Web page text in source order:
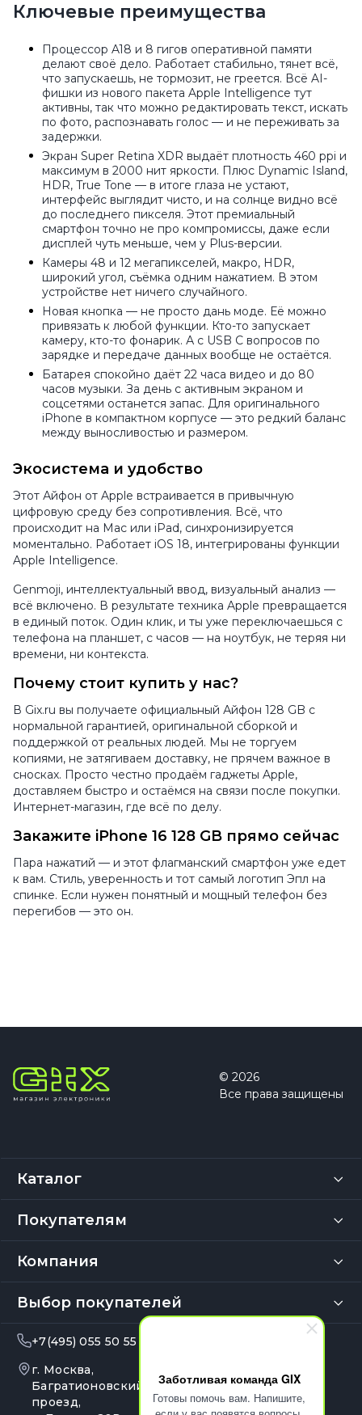
Заботливая команда GIX
Готовы помочь вам. Напишите,
Ключевые преимущества
Процессор A18 и 8 гигов оперативной памяти
делают своё дело. Работает стабильно, тянет всё,
что запускаешь, не тормозит, не греется. Всё AI-
фишки из нового пакета Apple Intelligence тут
активны, так что можно редактировать текст, искать
по фото, распознавать голос — и не переживать за
задержки.
Экран Super Retina XDR выдаёт плотность 460 ppi и
максимум в 2000 нит яркости. Плюс Dynamic Island,
HDR, True Tone — в итоге глаза не устают,
интерфейс выглядит чисто, и на солнце видно всё
до последнего пикселя. Этот премиальный
смартфон точно не про компромиссы, даже если
дисплей чуть меньше, чем у Plus-версии.
Камеры 48 и 12 мегапикселей, макро, HDR,
широкий угол, съёмка одним нажатием. В этом
устройстве нет ничего случайного.
Новая кнопка — не просто дань моде. Её можно
привязать к любой функции. Кто-то запускает
камеру, кто-то фонарик. А с USB C вопросов по
зарядке и передаче данных вообще не остаётся.
Батарея спокойно даёт 22 часа видео и до 80
часов музыки. За день с активным экраном и
соцсетями останется запас. Для оригинального
iPhone в компактном корпусе — это редкий баланс
между выносливостью и размером.
Экосистема и удобство
Этот Айфон от Apple встраивается в привычную
цифровую среду без сопротивления. Всё, что
происходит на Mac или iPad, синхронизируется
моментально. Работает iOS 18, интегрированы функции
Apple Intelligence.
Genmoji, интеллектуальный ввод, визуальный анализ —
всё включено. В результате техника Apple превращается
в единый поток. Один клик, и ты уже переключаешься с
телефона на планшет, с часов — на ноутбук, не теряя ни
времени, ни контекста.
Почему стоит купить у нас?
В Gix.ru вы получаете официальный Айфон 128 GB с
нормальной гарантией, оригинальной сборкой и
поддержкой от реальных людей. Мы не торгуем
копиями, не затягиваем доставку, не прячем важное в
сносках. Просто честно продаём гаджеты Apple,
доставляем быстро и остаёмся на связи после покупки.
Интернет-магазин, где всё по делу.
Закажите iPhone 16 128 GB прямо сейчас
Пара нажатий — и этот флагманский смартфон уже едет
к вам. Стиль, уверенность и тот самый логотип Эпл на
спинке. Если нужен понятный и мощный телефон без
перегибов — это он.
© 2026
Все права защищены
Каталог
Покупателям
Компания
Выбор покупателей
+7(495) 055 50 55
г. Москва,
Багратионовский
проезд,
Ежедневно